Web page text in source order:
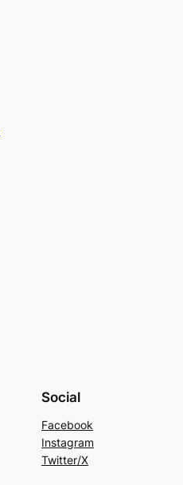
Social
Facebook
Instagram
Twitter/X